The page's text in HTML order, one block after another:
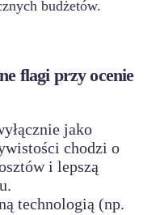
budżetów.
flagi przy ocenie
jako
chodzi o
i lepszą
technologią (np.